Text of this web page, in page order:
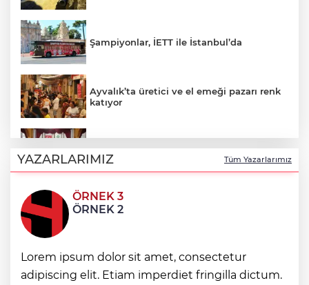
Şampiyonlar, İETT ile İstanbul’da
Ayvalık’ta üretici ve el emeği pazarı renk
katıyor
birliği
İpsala OSB'nin gelişimi için kritik ziyaret
Bursa Büyükşehir Harmancık’ta da yolları
yeniliyor
YAZARLARIMIZ Tüm Yazarlarımız
ÖRNEK 3
ÖRNEK 2
Lorem ipsum dolor sit amet, consectetur
adipiscing elit. Etiam imperdiet fringilla dictum.